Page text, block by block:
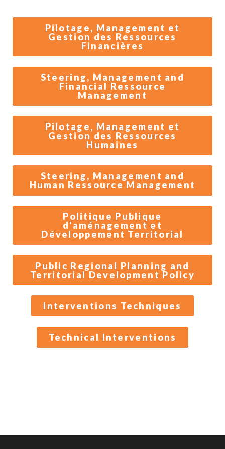
Pilotage, Management et
Gestion des Ressources
Financières
Steering, Management and
Financial Ressource
Management
Pilotage, Management et
Gestion des Ressources
Humaines
Steering, Management and
Human Ressource Management
Politique Publique
d'aménagement et
Développement Territorial
Public Regional Planning and
Territorial Development Policy
Interventions Techniques
Technical Interventions